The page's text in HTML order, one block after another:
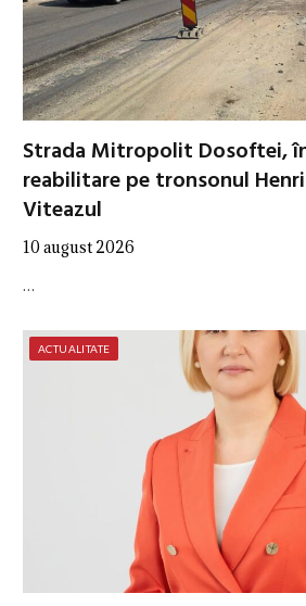
Strada Mitropolit Dosoftei,
reabilitare pe tronsonul
Viteazul
10 august 2026
…
ACTUALITATE